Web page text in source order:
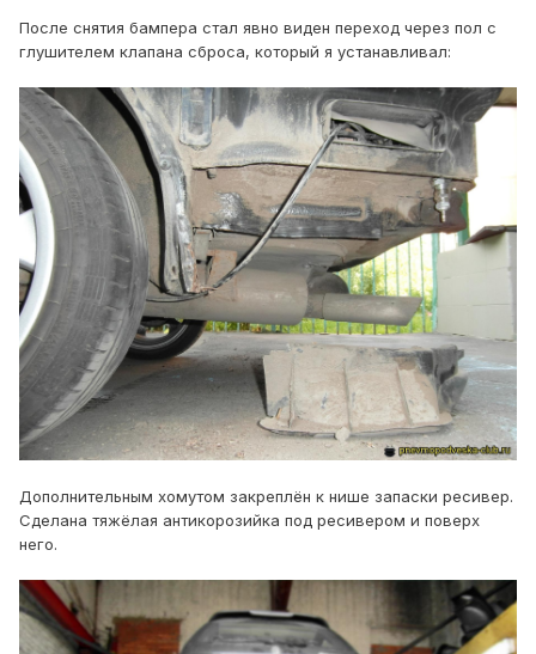
После снятия бампера стал явно виден переход через пол с
глушителем клапана сброса, который я устанавливал:
Дополнительным хомутом закреплён к нише запаски ресивер.
Сделана тяжёлая антикорозийка под ресивером и поверх
него.